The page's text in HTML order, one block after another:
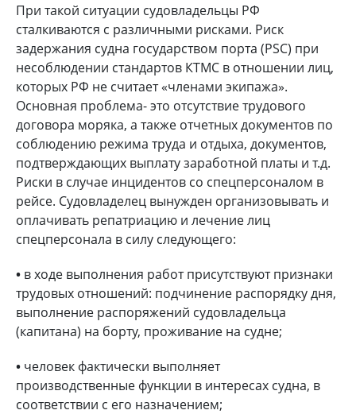
При такой ситуации судовладельцы РФ
сталкиваются с различными рисками. Риск
задержания судна государством порта (PSC) при
несоблюдении стандартов КТМС в отношении лиц,
которых РФ не считает «членами экипажа».
Основная проблема- это отсутствие трудового
договора моряка, а также отчетных документов по
соблюдению режима труда и отдыха, документов,
подтверждающих выплату заработной платы и т.д.
Риски в случае инцидентов со спецперсоналом в
рейсе. Судовладелец вынужден организовывать и
оплачивать репатриацию и лечение лиц
спецперсонала в силу следующего:
• в ходе выполнения работ присутствуют признаки
трудовых отношений: подчинение распорядку дня,
выполнение распоряжений судовладельца
(капитана) на борту, проживание на судне;
• человек фактически выполняет
производственные функции в интересах судна, в
соответствии с его назначением;